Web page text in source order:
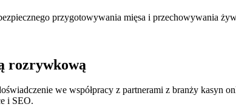
przygotowywania mięsa i przechowywania
rozrywkową
we współpracy z partnerami z branży kasyn
i SEO.